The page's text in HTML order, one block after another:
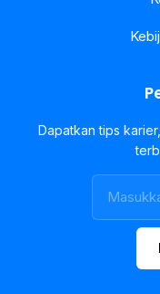
Dapatkan tips